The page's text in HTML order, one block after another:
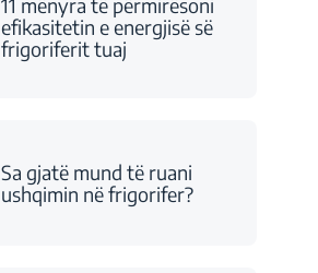
efikasitetin e energjisë së
frigoriferit tuaj
Sa gjatë mund të ruani
ushqimin në frigorifer?